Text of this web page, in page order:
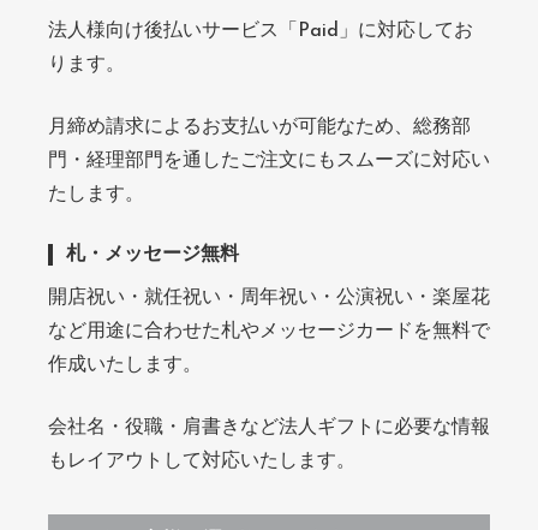
法人様向け後払いサービス「Paid」に対応してお
ります。
月締め請求によるお支払いが可能なため、総務部
門・経理部門を通したご注文にもスムーズに対応い
たします。
札・メッセージ無料
開店祝い・就任祝い・周年祝い・公演祝い・楽屋花
など用途に合わせた札やメッセージカードを無料で
作成いたします。
会社名・役職・肩書きなど法人ギフトに必要な情報
もレイアウトして対応いたします。